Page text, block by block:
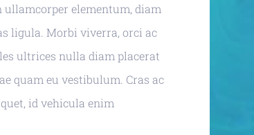
ullamcorper elementum, diam
ligula. Morbi viverra, orci ac
ultrices nulla diam placerat
quam eu vestibulum. Cras ac
id vehicula enim